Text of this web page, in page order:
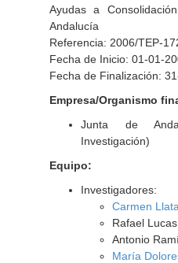
Ayudas a
Andalucía
Referencia: 2006/TEP-
Fecha de Inicio: 01-01-
Fecha de Finalización:
Empresa/Organismo
Junta de
Investigación)
Equipo:
Investigadores:
Carmen
Rafael
Antonio
María